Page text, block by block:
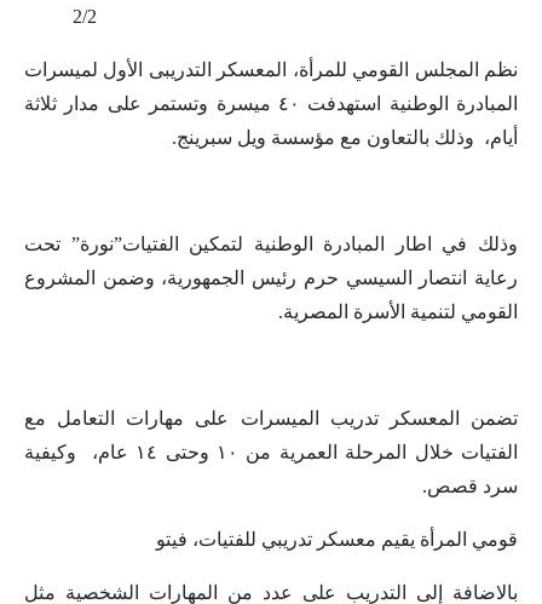
2/2
نظم المجلس القومي للمرأة، المعسكر التدريبى الأول لميسرات
المبادرة الوطنية استهدفت ٤٠ ميسرة وتستمر على مدار ثلاثة
أيام، وذلك بالتعاون مع مؤسسة ويل سبرينج.
وذلك في اطار المبادرة الوطنية لتمكين الفتيات”نورة” تحت
رعاية انتصار السيسي حرم رئيس الجمهورية، وضمن المشروع
القومي لتنمية الأسرة المصرية.
تضمن المعسكر تدريب الميسرات على مهارات التعامل مع
الفتيات خلال المرحلة العمرية من ١٠ وحتى ١٤ عام، وكيفية
سرد قصص.
قومي المرأة يقيم معسكر تدريبي للفتيات، فيتو
بالاضافة إلى التدريب على عدد من المهارات الشخصية مثل